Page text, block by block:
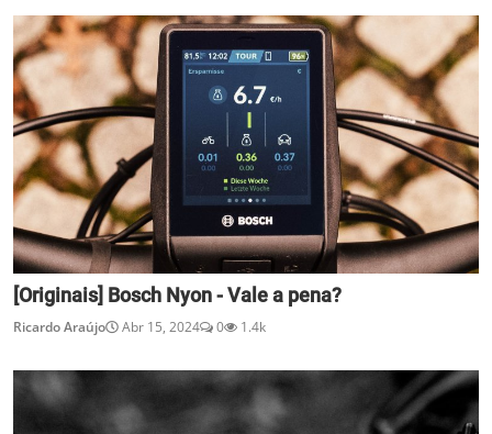
[Originais] Bosch Nyon - Vale a pena?
Ricardo Araújo Abr 15, 2024 0 1.4k